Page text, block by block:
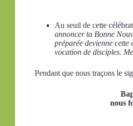
Au seuil de cette
annoncer ta Bonne
préparée devienne cette
vocation de disciples.
Pendant que nous traçons le
nous